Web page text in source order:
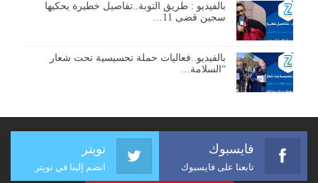
بالفيديو : طريق التوبة..تفاصيل خطيرة يحكيها
سجين قضى 11…
بالفيديو..فعاليات حملة تحسيسية تحت شعار
“السلامة…
فايسبوك
تابعنا على فايسبوك
تويتر
انضم إلينا في تويتر